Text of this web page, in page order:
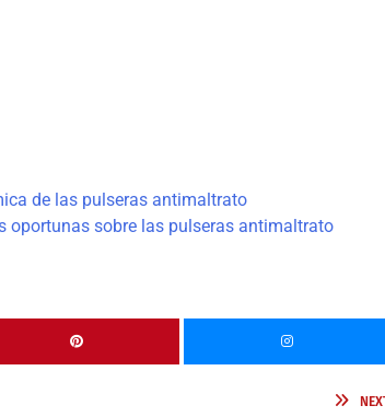
de las pulseras antimaltrato
oportunas sobre las pulseras antimaltrato